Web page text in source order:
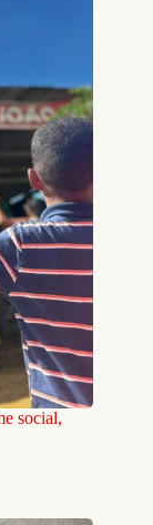
social,